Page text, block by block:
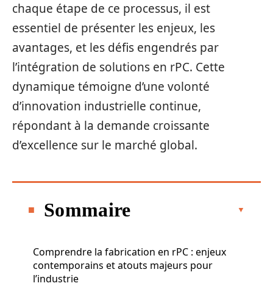
chaque étape de ce processus, il est
essentiel de présenter les enjeux, les
avantages, et les défis engendrés par
l’intégration de solutions en rPC. Cette
dynamique témoigne d’une volonté
d’innovation industrielle continue,
répondant à la demande croissante
d’excellence sur le marché global.
Sommaire
Comprendre la fabrication en rPC : enjeux
contemporains et atouts majeurs pour
l’industrie